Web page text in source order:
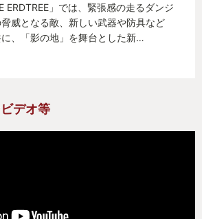
ERDTREE」では、緊張感の走るダンジ
威となる敵、新しい武器や防具など
、「影の地」を舞台とした新…
デオ等